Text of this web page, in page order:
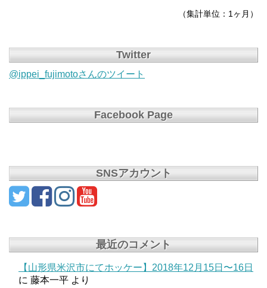
（集計単位：1ヶ月）
Twitter
@ippei_fujimotoさんのツイート
Facebook Page
SNSアカウント
最近のコメント
【山形県米沢市にてホッケー】2018年12月15日〜16日
に 藤本一平 より